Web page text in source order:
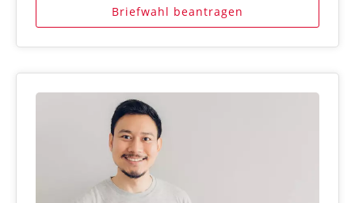
Briefwahl beantragen